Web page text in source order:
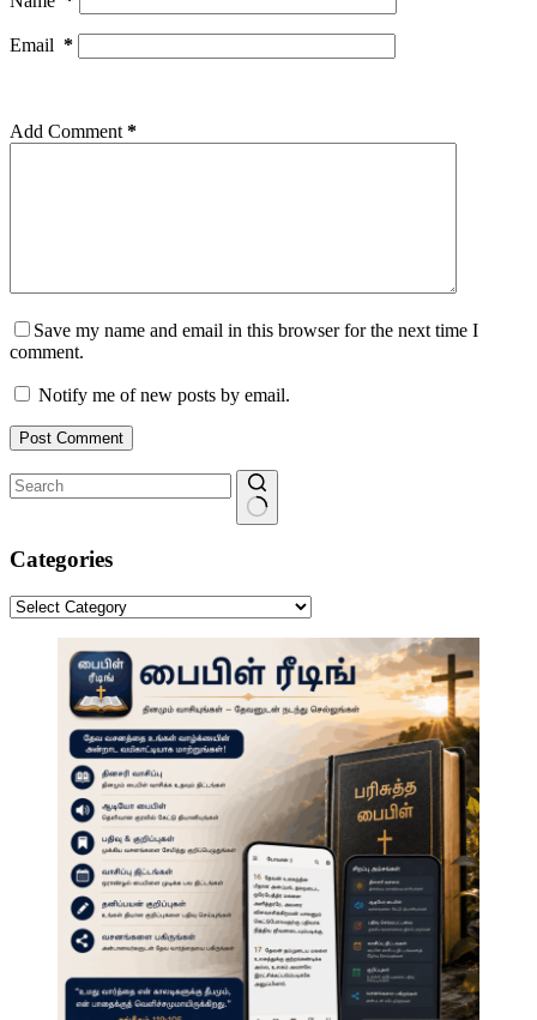
Email *
Add Comment *
Save my name and email in this browser for the next time I
comment.
Notify me of new posts by email.
Post Comment
results
Categories
Categories